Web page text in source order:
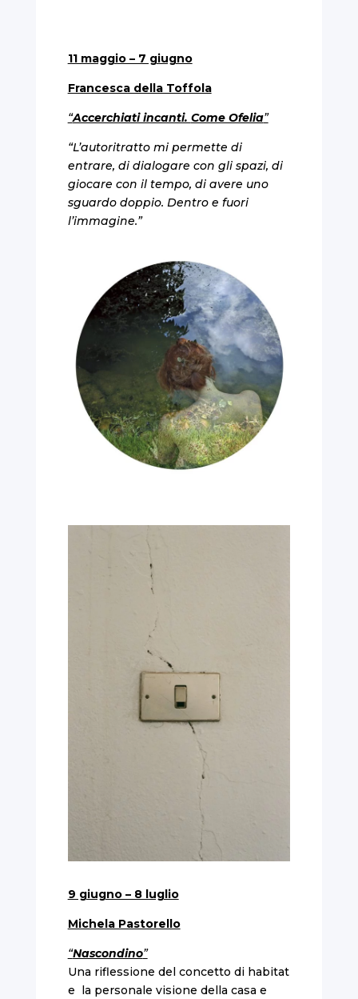
11 maggio – 7 giugno
Francesca della Toffola
“Accerchiati incanti. Come Ofelia”
“L’autoritratto mi permette di
entrare, di dialogare con gli spazi, di
giocare con il tempo, di avere uno
sguardo doppio. Dentro e fuori
l’immagine.”
9 giugno – 8 luglio
Michela Pastorello
“Nascondino”
Una riflessione del concetto di habitat
e la personale visione della casa e